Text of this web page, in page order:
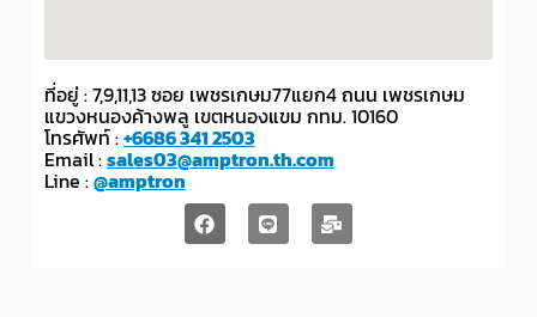
ที่อยู่ : 7,9,11,13 ซอย เพชรเกษม77แยก4 ถนน เพชรเกษม
แขวงหนองค้างพลู เขตหนองแขม กทม. 10160
โทรศัพท์ :+6686 341 2503
Email :sales03@amptron.th.com
Line :@amptron